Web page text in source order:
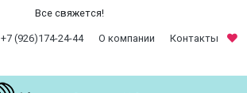
Все свяжется!
+7 (926)174-24-44 О компании
Контакты